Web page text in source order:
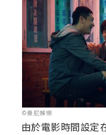
©曼尼娛樂
由於電影時間設定